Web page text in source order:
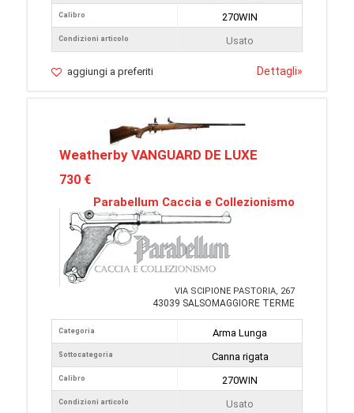
Calibro
Condizioni articolo
270WIN
Usato
aggiungi a preferiti Dettagli»
Weatherby VANGUARD DE LUXE
730 €
Parabellum Caccia e Collezionismo
VIA SCIPIONE PASTORIA, 267
43039 SALSOMAGGIORE TERME
Categoria
Sottocategoria
Calibro
Condizioni articolo
Arma Lunga
Canna rigata
270WIN
Usato